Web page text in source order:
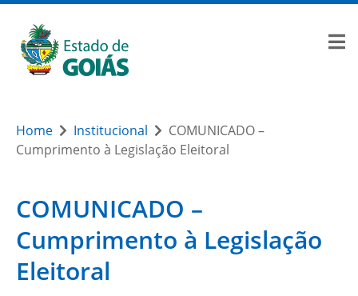
Home Institucional
COMUNICADO –
Cumprimento à Legislação Eleitoral
COMUNICADO –
Cumprimento à Legislação
Eleitoral